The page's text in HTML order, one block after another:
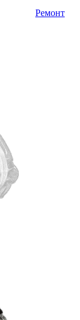
Ремонт